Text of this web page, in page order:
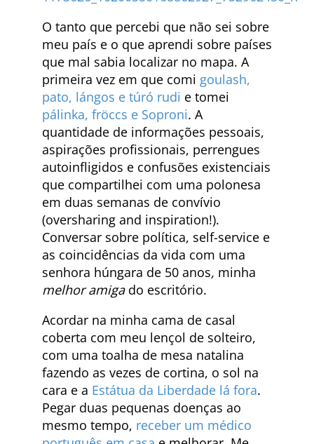
O tanto que percebi que não sei sobre
meu país e o que aprendi sobre países
que mal sabia localizar no mapa. A
primeira vez em que comi goulash,
pato, lángos e túró rudi e tomei
pálinka, fröccs e Soproni. A
quantidade de informações pessoais,
aspirações profissionais, perrengues
autoinfligidos e confusões existenciais
que compartilhei com uma polonesa
em duas semanas de convívio
(oversharing and inspiration!).
Conversar sobre política, self-service e
as coincidências da vida com uma
senhora húngara de 50 anos, minha
melhor amigado escritório.
Acordar na minha cama de casal
coberta com meu lençol de solteiro,
com uma toalha de mesa natalina
fazendo as vezes de cortina, o sol na
cara e a Estátua da Liberdade lá fora.
Pegar duas pequenas doenças ao
mesmo tempo, receber um médico